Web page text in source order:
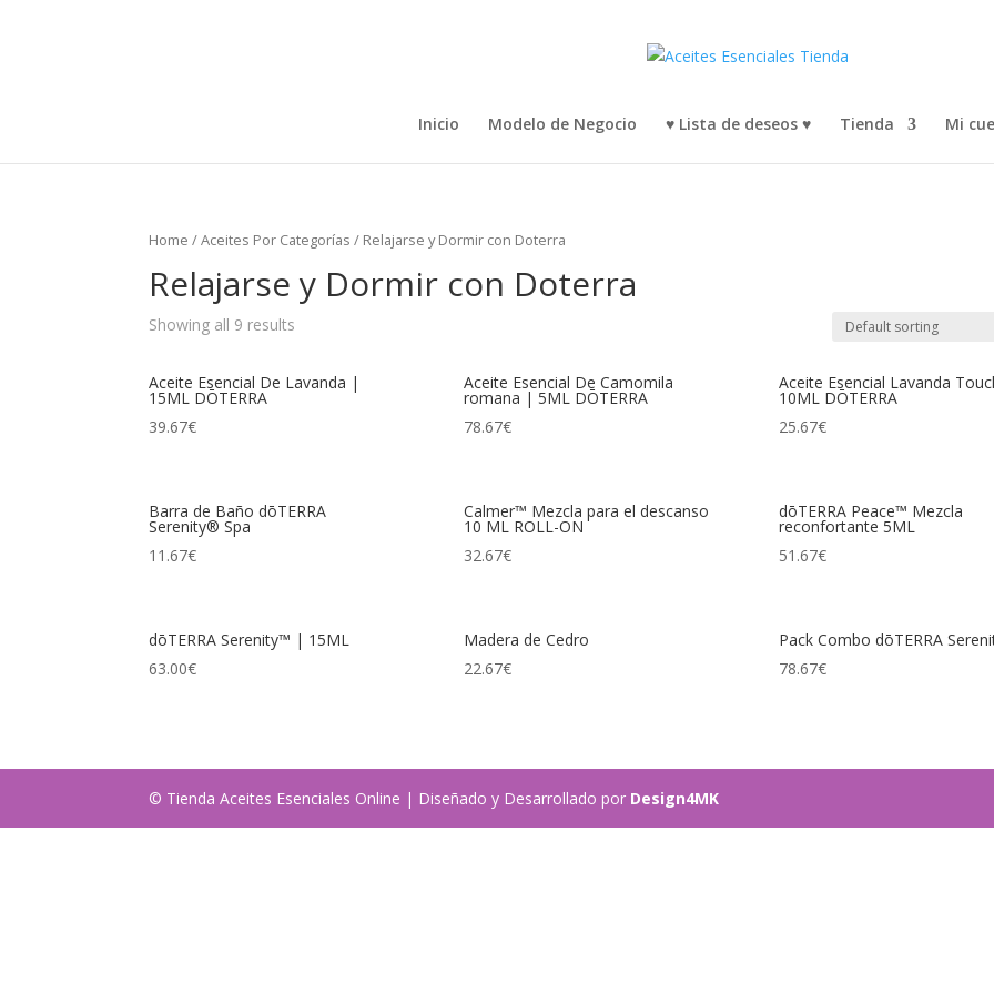
Inicio Modelo de Negocio ♥ Lista de deseos ♥ Tienda Mi
Home /Aceites Por Categorías / Relajarse y Dormir con Doterra
Relajarse y Dormir con Doterra
Showing all 9 results
Aceite Esencial De Lavanda |
15ML DŌTERRA
39.67€
Aceite Esencial De Camomila
romana | 5ML DŌTERRA
78.67€
Aceite Esencial Lavanda
10ML DŌTERRA
25.67€
Barra de Baño dōTERRA
Serenity® Spa
11.67€
Calmer™ Mezcla para el descanso
10 ML ROLL-ON
32.67€
dōTERRA Peace™ Mezcla
reconfortante 5ML
51.67€
dōTERRA Serenity™ | 15ML
63.00€
Madera de Cedro
22.67€
Pack Combo dōTERRA
78.67€
© Tienda Aceites Esenciales Online | Diseñado y Desarrollado por Design4MK